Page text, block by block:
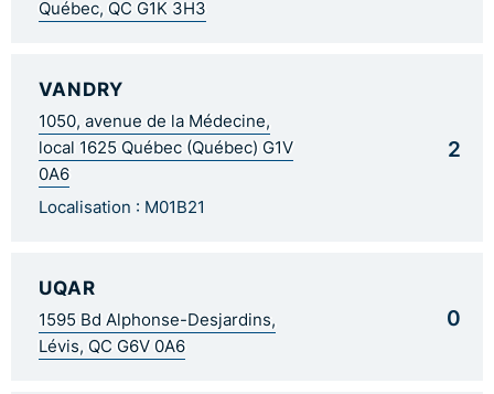
Québec, QC G1K 3H3
VANDRY
1050, avenue de la Médecine,
local 1625 Québec (Québec) G1V
0A6
Localisation : M01B21
2
UQAR
1595 Bd Alphonse-Desjardins,
Lévis, QC G6V 0A6
0